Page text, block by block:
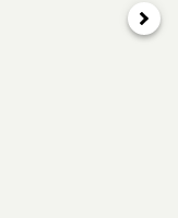
次へ